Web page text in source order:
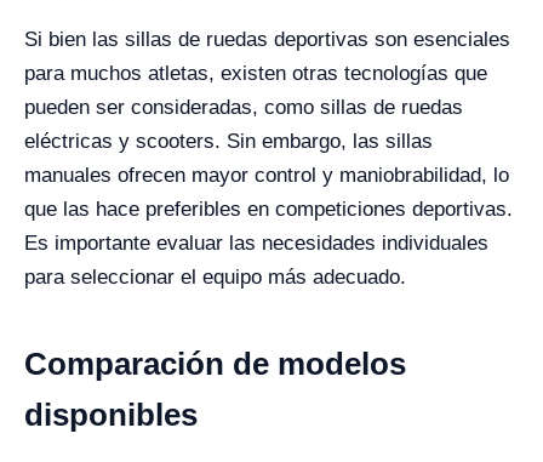
Si bien las sillas de ruedas deportivas son esenciales
para muchos atletas, existen otras tecnologías que
pueden ser consideradas, como sillas de ruedas
eléctricas y scooters. Sin embargo, las sillas
manuales ofrecen mayor control y maniobrabilidad, lo
que las hace preferibles en competiciones deportivas.
Es importante evaluar las necesidades individuales
para seleccionar el equipo más adecuado.
Comparación de modelos
disponibles